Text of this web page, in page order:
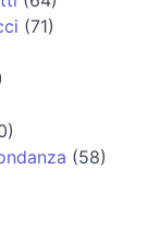
(71)
(58)